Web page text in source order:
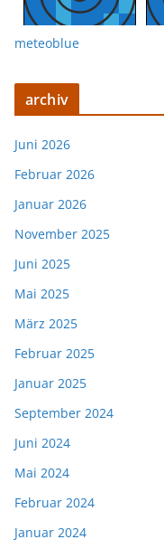
meteoblue
archiv
Juni 2026
Februar 2026
Januar 2026
November 2025
Juni 2025
Mai 2025
März 2025
Februar 2025
Januar 2025
September 2024
Juni 2024
Mai 2024
Februar 2024
Januar 2024